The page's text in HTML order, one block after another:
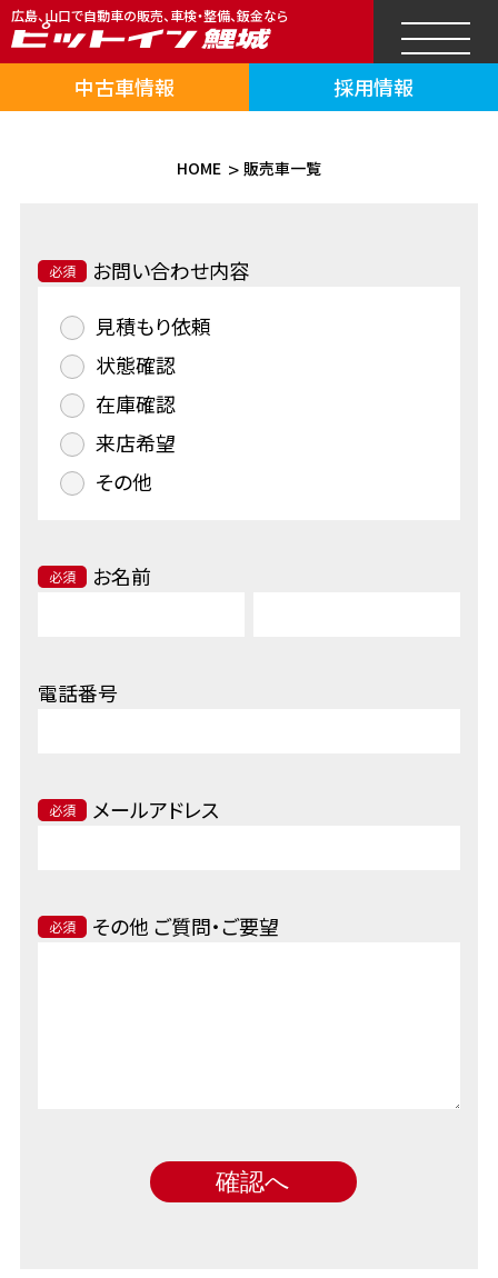
広島、山口で自動車の販売、車検・整備、鈑金なら
中古車情報 採用情報
HOME 販売車一覧
必須
お問い合わせ内容
見積もり依頼
状態確認
在庫確認
来店希望
その他
必須 お名前
電話番号
必須 メールアドレス
必須 その他 ご質問・ご要望